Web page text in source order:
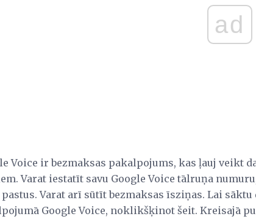
ad
Voice ir bezmaksas pakalpojums, kas ļauj veikt
Varat iestatīt savu Google Voice tālruņa
pastus. Varat arī sūtīt bezmaksas īsziņas. Lai
Google Voice, noklikšķinot šeit. Kreisajā